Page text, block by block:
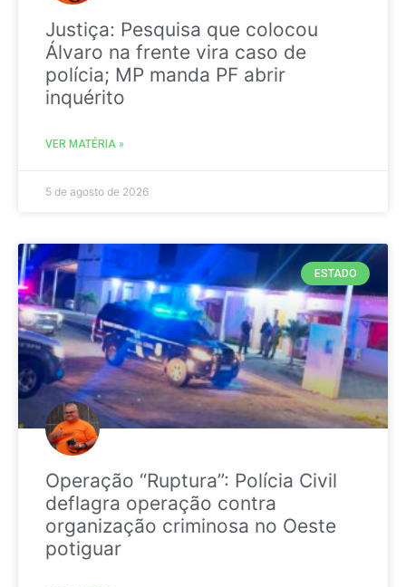
Justiça: Pesquisa que colocou
Álvaro na frente vira caso de
polícia; MP manda PF abrir
inquérito
VER MATÉRIA »
5 de agosto de 2026
ESTADO
Operação “Ruptura”: Polícia Civil
deflagra operação contra
organização criminosa no Oeste
potiguar